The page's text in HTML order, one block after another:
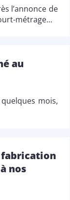
l’annonce de
métrage…
au
mois,
fabrication
nos